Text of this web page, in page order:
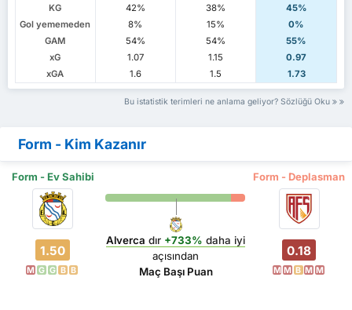
KG
42% 38%
45%
Gol yememeden
8% 15%
0%
GAM
54% 54%
55%
xG
1.07 1.15
0.97
xGA
1.6 1.5 1.73
Bu istatistik terimleri ne anlama geliyor? Sözlüğü Oku
Form - Kim Kazanır
Form - Ev Sahibi Form - Deplasman
1.50
M G G B B
Alverca dır +733% daha iyi
açısından
Maç Başı Puan
0.18
M M B M M